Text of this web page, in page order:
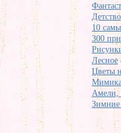
Детство
10
300
Лесное
Цветы
Амели,
Зимние